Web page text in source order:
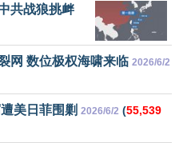
共战狼挑衅
网 数位极权海啸来临 2026/6/2
美日菲围剿 2026/6/2 (55,539